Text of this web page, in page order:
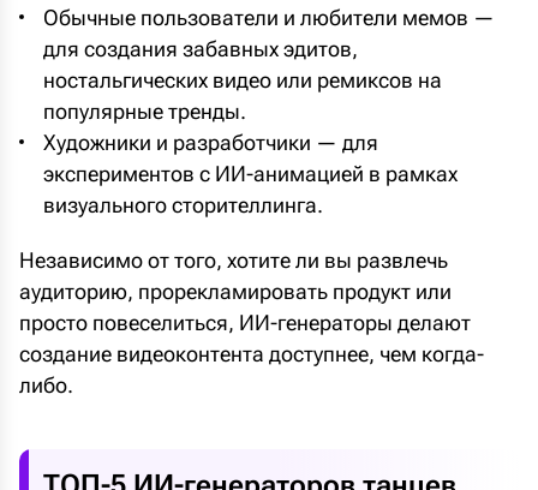
Обычные пользователи и любители мемов —
для создания забавных эдитов,
ностальгических видео или ремиксов на
популярные тренды.
Художники и разработчики — для
экспериментов с ИИ-анимацией в рамках
визуального сторителлинга.
Независимо от того, хотите ли вы развлечь
аудиторию, прорекламировать продукт или
просто повеселиться, ИИ-генераторы делают
создание видеоконтента доступнее, чем когда-
либо.